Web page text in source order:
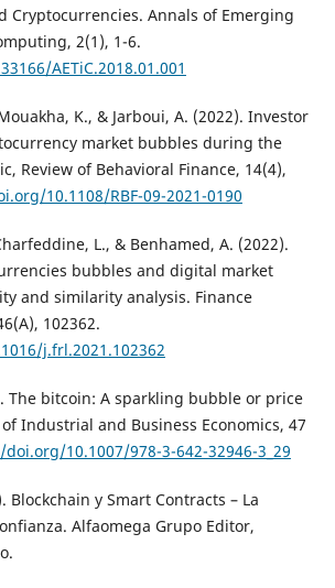
Cryptocurrencies. Annals of Emerging
2(1), 1-6.
AETiC.2018.01.001
K., & Jarboui, A. (2022). Investor
market bubbles during the
Review of Behavioral Finance, 14(4),
10.1108/RBF-09-2021-0190
L., & Benhamed, A. (2022).
bubbles and digital market
and similarity analysis. Finance
102362.
j.frl.2021.102362
The bitcoin: A sparkling bubble or price
Industrial and Business Economics, 47
10.1007/978-3-642-32946-3_29
Blockchain y Smart Contracts – La
Alfaomega Grupo Editor,